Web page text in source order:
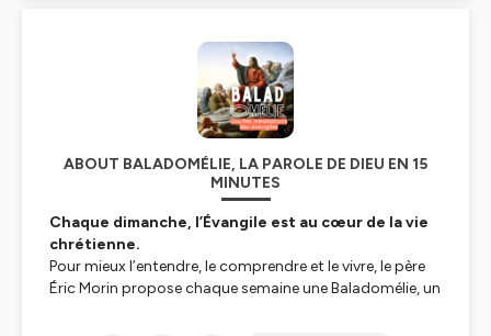
ABOUT BALADOMÉLIE, LA PAROLE DE DIEU EN 15
MINUTES
Chaque dimanche, l’Évangile est au cœur de la vie
chrétienne.
Pour mieux l’entendre, le comprendre et le vivre, le père
Éric Morin propose chaque semaine une Baladomélie, un